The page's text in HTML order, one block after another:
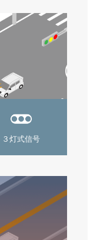
３灯式信号